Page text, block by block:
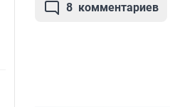
8 комментариев